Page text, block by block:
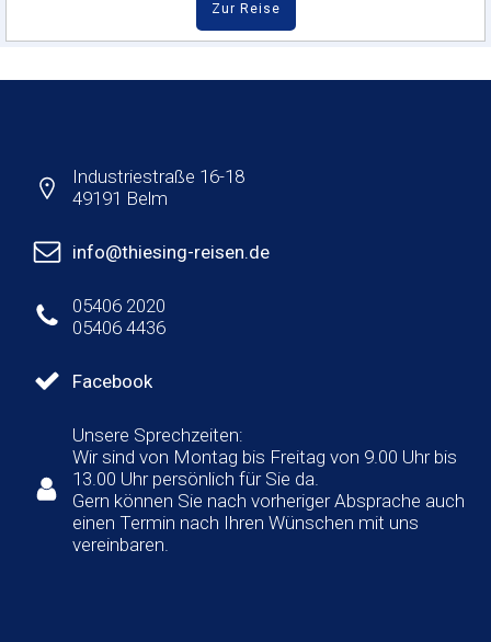
Zur Reise
Industriestraße 16-18
49191 Belm
info@thiesing-reisen.de
05406 2020
05406 4436
Facebook
Unsere Sprechzeiten:
Wir sind von Montag bis Freitag von 9.00 Uhr bis
13.00 Uhr persönlich für Sie da.
Gern können Sie nach vorheriger Absprache auch
einen Termin nach Ihren Wünschen mit uns
vereinbaren.